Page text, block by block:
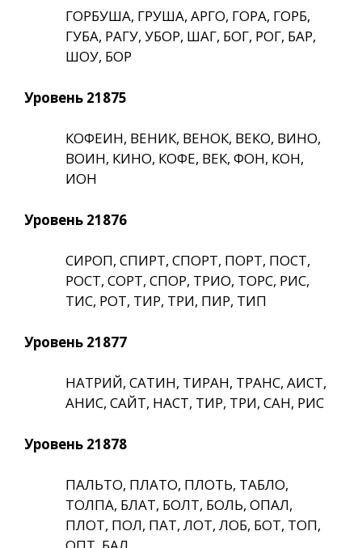
ГОРБУША, ГРУША, АРГО, ГОРА, ГОРБ,
ГУБА, РАГУ, УБОР, ШАГ, БОГ, РОГ, БАР,
ШОУ, БОР
Уровень 21875
КОФЕИН, ВЕНИК, ВЕНОК, ВЕКО, ВИНО,
ВОИН, КИНО, КОФЕ, ВЕК, ФОН, КОН,
ИОН
Уровень 21876
СИРОП, СПИРТ, СПОРТ, ПОРТ, ПОСТ,
РОСТ, СОРТ, СПОР, ТРИО, ТОРС, РИС,
ТИС, РОТ, ТИР, ТРИ, ПИР, ТИП
Уровень 21877
НАТРИЙ, САТИН, ТИРАН, ТРАНС, АИСТ,
АНИС, САЙТ, НАСТ, ТИР, ТРИ, САН, РИС
Уровень 21878
ПАЛЬТО, ПЛАТО, ПЛОТЬ, ТАБЛО,
ТОЛПА, БЛАТ, БОЛТ, БОЛЬ, ОПАЛ,
ПЛОТ, ПОЛ, ПАТ, ЛОТ, ЛОБ, БОТ, ТОП,